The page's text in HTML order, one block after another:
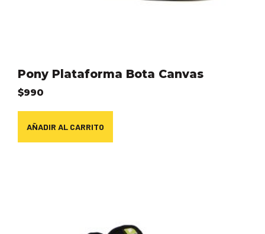
Pony Plataforma Bota Canvas
$990
AÑADIR AL CARRITO